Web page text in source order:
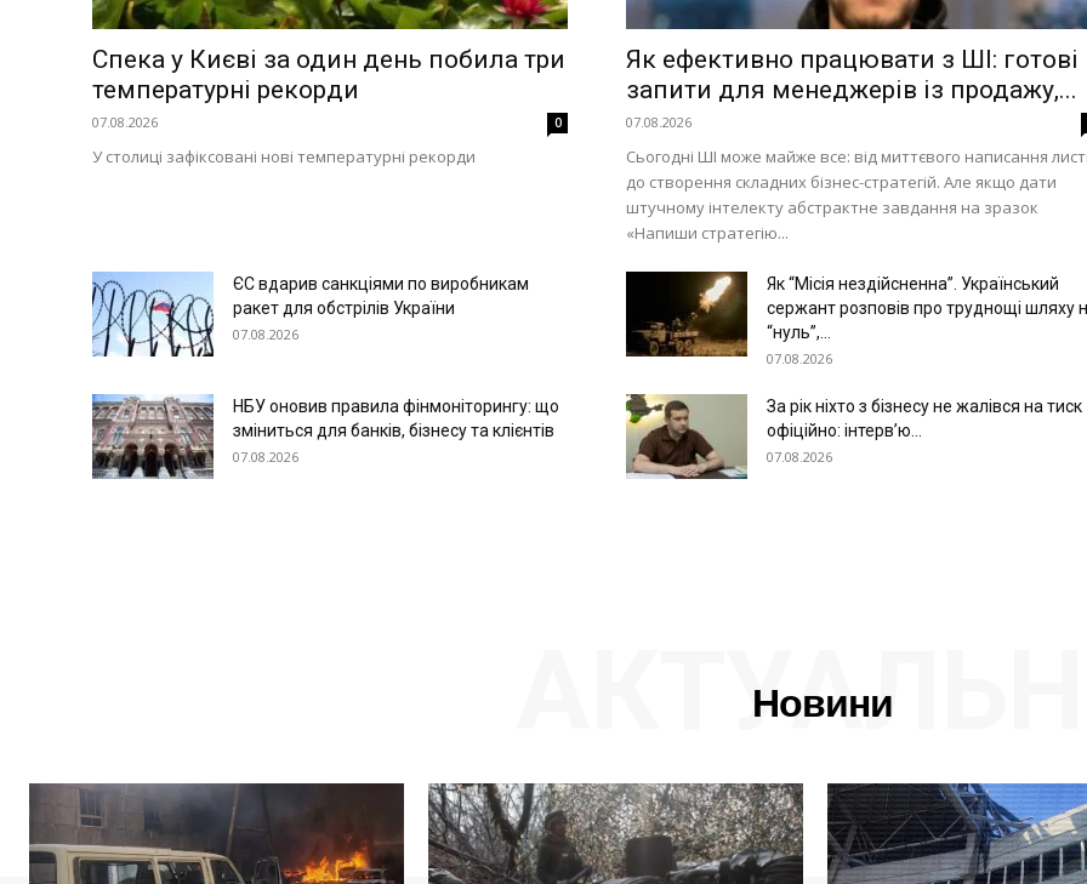
Спека у Києві за один день побила три
температурні рекорди
07.08.2026 0
У столиці зафіксовані нові температурні рекорди
Як ефективно працювати з ШІ: готові
запити для менеджерів із продажу,...
07.08.2026
Сьогодні ШІ може майже все: від миттєвого написання
до створення складних бізнес-стратегій. Але якщо дати
штучному інтелекту абстрактне завдання на зразок
«Напиши стратегію...
ЄС вдарив санкціями по виробникам
ракет для обстрілів України
07.08.2026
Як “Місія нездійсненна”. Український
сержант розповів про труднощі шляху
“нуль”,...
07.08.2026
НБУ оновив правила фінмоніторингу: що
зміниться для банків, бізнесу та клієнтів
07.08.2026
За рік ніхто з бізнесу не жалівся на тиск
офіційно: інтерв’ю...
07.08.2026
Новини